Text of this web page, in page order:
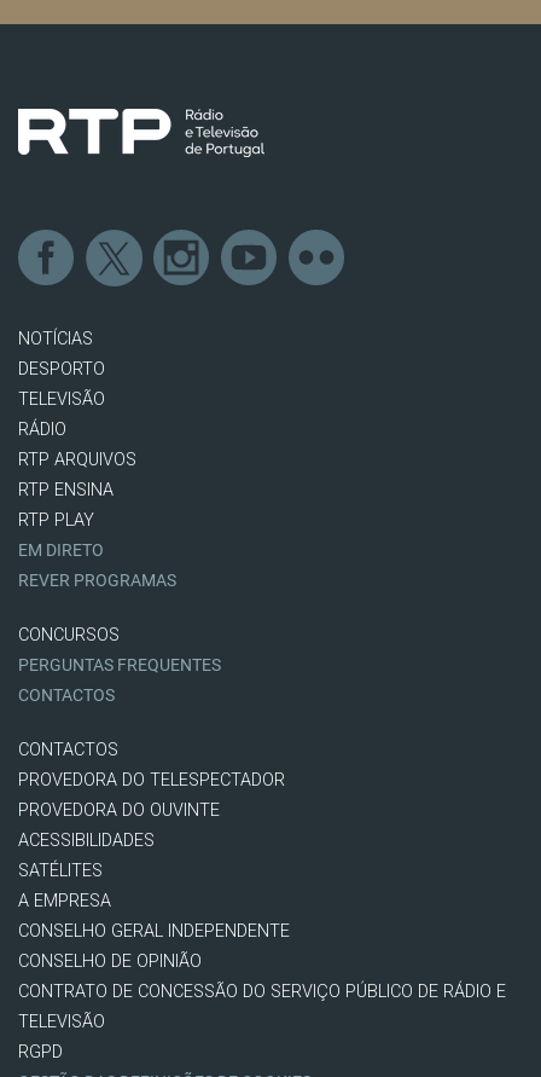
NOTÍCIAS
DESPORTO
TELEVISÃO
RÁDIO
RTP ARQUIVOS
RTP ENSINA
RTP PLAY
EM DIRETO
REVER PROGRAMAS
CONCURSOS
PERGUNTAS FREQUENTES
CONTACTOS
CONTACTOS
PROVEDORA DO TELESPECTADOR
PROVEDORA DO OUVINTE
ACESSIBILIDADES
SATÉLITES
A EMPRESA
CONSELHO GERAL INDEPENDENTE
CONSELHO DE OPINIÃO
CONTRATO DE CONCESSÃO DO SERVIÇO PÚBLICO DE RÁDIO E
TELEVISÃO
RGPD